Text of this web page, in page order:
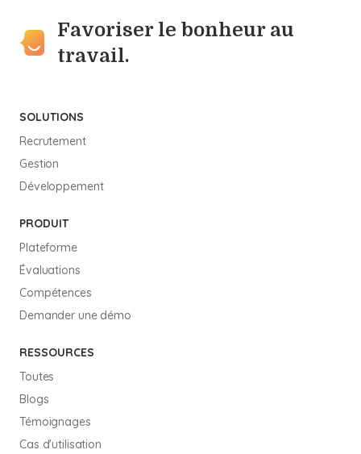
Favoriser le bonheur au
travail.
SOLUTIONS
Recrutement
Gestion
Développement
PRODUIT
Plateforme
Évaluations
Compétences
Demander une démo
RESSOURCES
Toutes
Blogs
Témoignages
Cas d'utilisation